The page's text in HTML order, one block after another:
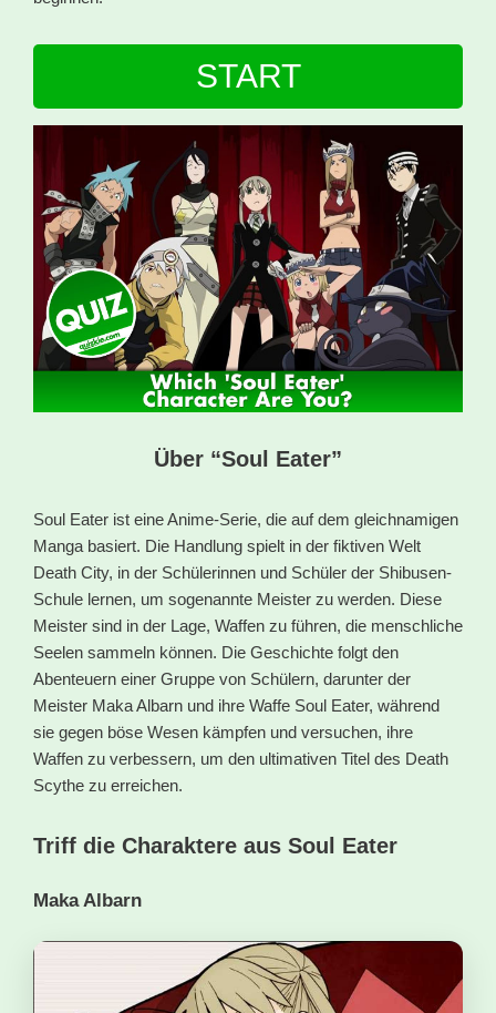
START
Über “Soul Eater”
Soul Eater ist eine Anime-Serie, die auf dem gleichnamigen
Manga basiert. Die Handlung spielt in der fiktiven Welt
Death City, in der Schülerinnen und Schüler der Shibusen-
Schule lernen, um sogenannte Meister zu werden. Diese
Meister sind in der Lage, Waffen zu führen, die menschliche
Seelen sammeln können. Die Geschichte folgt den
Abenteuern einer Gruppe von Schülern, darunter der
Meister Maka Albarn und ihre Waffe Soul Eater, während
sie gegen böse Wesen kämpfen und versuchen, ihre
Waffen zu verbessern, um den ultimativen Titel des Death
Scythe zu erreichen.
Triff die Charaktere aus Soul Eater
Maka Albarn